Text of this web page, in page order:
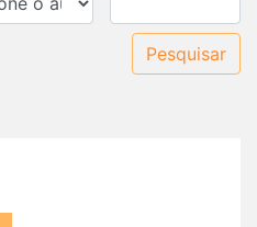
Pesquisar